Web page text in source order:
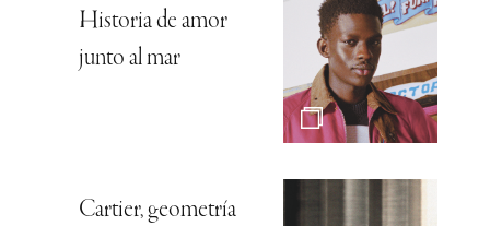
Historia de amor
junto al mar
Cartier, geometría